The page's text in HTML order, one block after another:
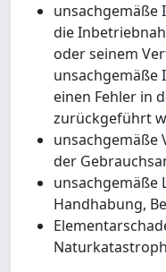
unsachgemäße
die
oder seinem
unsachgemäße
einen Fehler in
zurückgeführt
unsachgemäße
der
unsachgemäße
Handhabung,